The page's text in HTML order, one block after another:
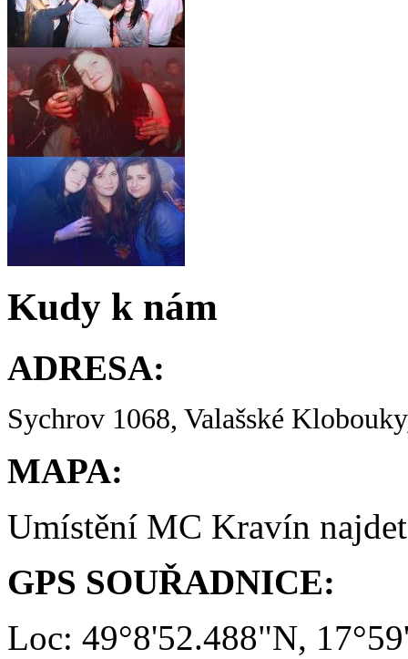
Kudy k nám
ADRESA:
Sychrov 1068, Valašské
MAPA:
Umístění MC Kravín
GPS SOUŘADNICE:
Loc: 49°8'52.488"N,